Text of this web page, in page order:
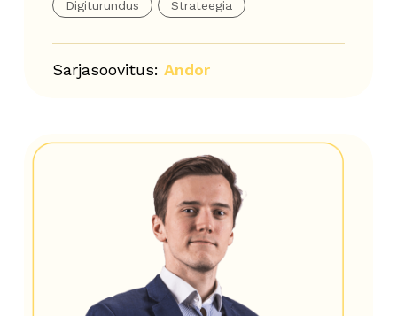
Digiturundus Strateegia
Sarjasoovitus: Andor